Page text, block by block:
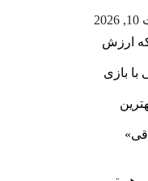
ارزش
با بازی